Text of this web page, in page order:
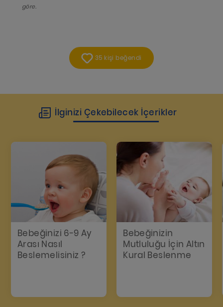
göre.
35 kişi beğendi
İlginizi Çekebilecek İçerikler
Bebeğinizi 6-9 Ay
Arası Nasıl
Beslemelisiniz ?
Bebeğinizin
Mutluluğu İçin Altın
Kural Beslenme